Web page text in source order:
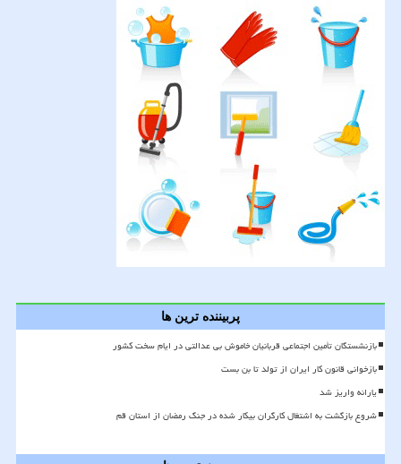
پربیننده ترین ها
بازنشستگان تأمین اجتماعی قربانیان خاموش بی عدالتی در ایام سخت کشور
بازخوانی قانون کار ایران از تولد تا بن بست
یارانه واریز شد
شروع بازگشت به اشتغال کارگران بیکار شده در جنگ رمضان از استان قم